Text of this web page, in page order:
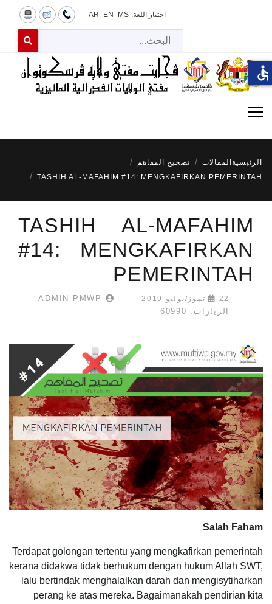
اختيار اللغة: MS
EN
AR
for results.
الرئيسية المقالات
تصحيح المفاهم
TASHIH AL-MAFAHIM #14: MENGKAFIRKAN PEMERINTAH
TASHIH AL-MAFAHIM
#14: MENGKAFIRKAN
PEMERINTAH
22 تموز/يوليو 2019
الزيارات: 60990
Salah Faham
Terdapat golongan tertentu yang mengkafirkan pemerintah
kerana didakwa tidak berhukum dengan hukum Allah SWT,
lalu bertindak menghalalkan darah dan mengisytiharkan
perang ke atas mereka. Bagaimanakah pendirian kita
accessible